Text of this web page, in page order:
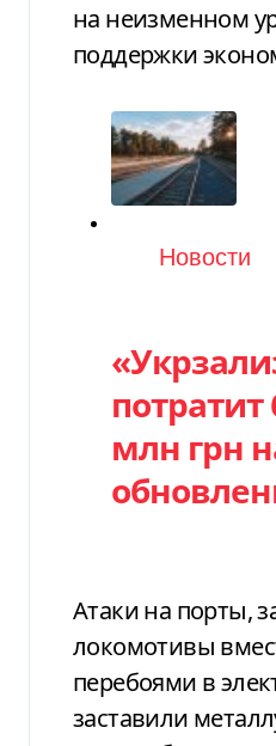
на неизменном
поддержки
Категория
Новости
потратит
млн грн
Атаки на порты,
локомотивы
перебоями в
заставили